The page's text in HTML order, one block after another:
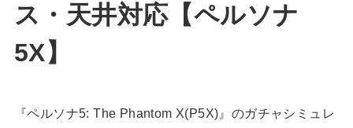
ス・天井対応【ペルソナ
5X】
『ペルソナ5: The Phantom X(P5X)』のガチャシミュレ